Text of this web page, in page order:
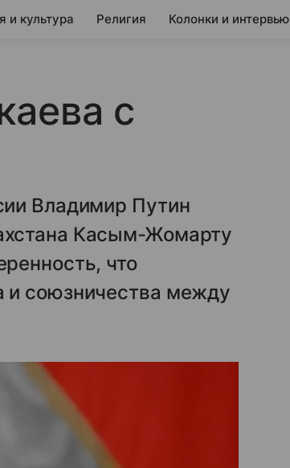
и культура Религия Колонки и интервью
с
Владимир Путин
Касым-Жомарту
что
и союзничества между